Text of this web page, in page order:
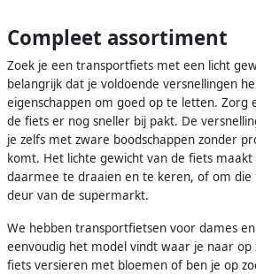
Compleet assortiment
Zoek je een transportfiets met een licht
belangrijk dat je voldoende versnellingen
eigenschappen om goed op te letten. Zorg
de fiets er nog sneller bij pakt. De
je zelfs met zware boodschappen zonder
komt. Het lichte gewicht van de fiets
daarmee te draaien en te keren, of om
deur van de supermarkt.
We hebben transportfietsen voor dames
eenvoudig het model vindt waar je naar op
fiets versieren met bloemen of ben je op